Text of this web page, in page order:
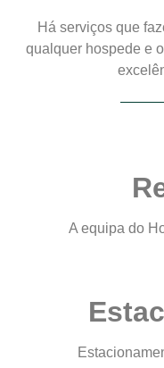
Há serviços que
qualquer hospede e
A equipa do